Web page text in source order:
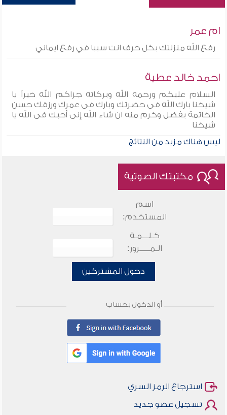
ام عمر
رفع الله منزلتك بكل حرف انت سببا في رفع ايماني
احمد خالد عطية
السلام عليكم ورحمه الله وبركاته جزاكم الله خيراً يا
شيخنا بارك الله فى حضرتك وبارك فى عمرك ورزقك حسن
الخاتمة بفضل وكرم منه ان شاء الله إنى أحبك فى الله يا
شيخنا
ليس هناك مزيد من النتائج
مكتبتك الصوتية
اسم
المستخدم:
كـلـــمـة
الـمـــــرور:
دخول المشتركين
أو الدخول بحساب
استرجاع الرمز السري
تسجيل عضو جديد